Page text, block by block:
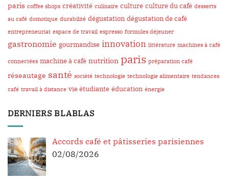
paris coffee shops créativité culinaire culture culture du café desserts
au café domotique durabilité dégustation dégustation de café
entrepreneuriat espace de travail espresso formules déjeuner
gastronomie gourmandise innovation littérature machines à café
connectées machine à café nutrition paris préparation café
réseautage santé société technologie technologie alimentaire tendances
café travail à distance vie étudiante éducation énergie
DERNIERS BLABLAS
Accords café et pâtisseries parisiennes
02/08/2026